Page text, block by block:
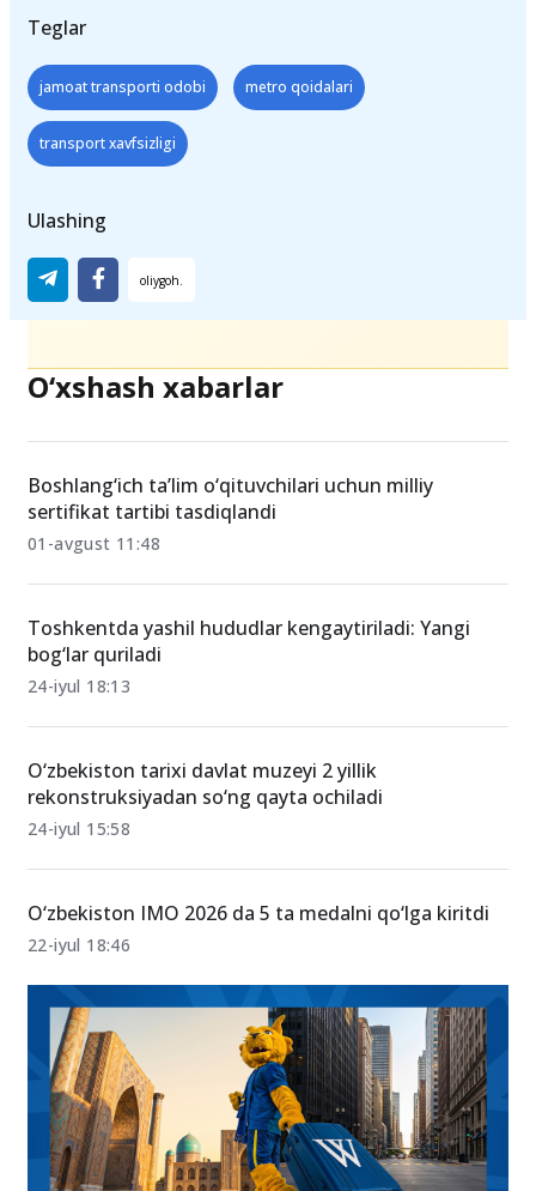
Teglar
jamoat transporti odobi
transport xavfsizligi
Ulashing
O‘xshash xabarlar
sertifikat tartibi tasdiqlandi
01-avgust 11:48
bog‘lar quriladi
24-iyul 18:13
rekonstruksiyadan so‘ng qayta ochiladi
24-iyul 15:58
O‘zbekiston IMO 2026 da 5 ta medalni qo‘lga kiritdi
22-iyul 18:46